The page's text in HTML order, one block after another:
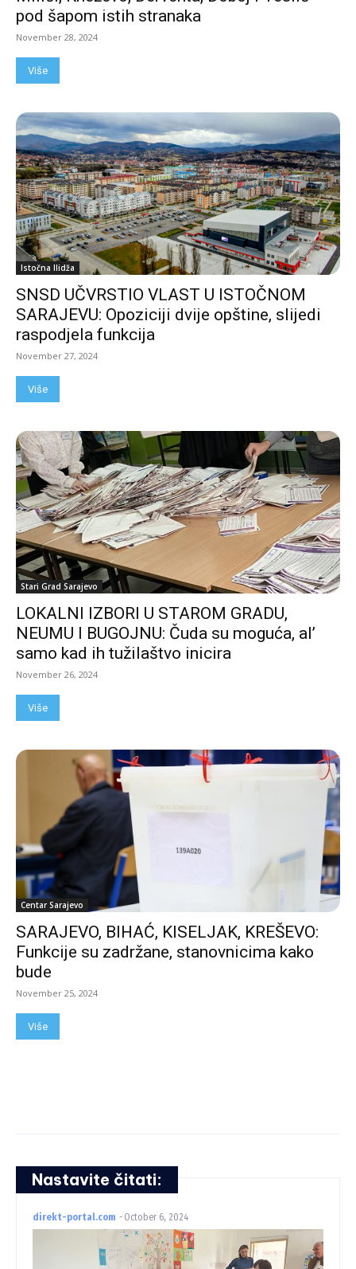
pod šapom istih stranaka
November 28, 2024
Više
Istočna Ilidža
SNSD UČVRSTIO VLAST U ISTOČNOM
SARAJEVU: Opoziciji dvije opštine, slijedi
raspodjela funkcija
November 27, 2024
Više
Stari Grad Sarajevo
LOKALNI IZBORI U STAROM GRADU,
NEUMU I BUGOJNU: Čuda su moguća, al’
samo kad ih tužilaštvo inicira
November 26, 2024
Više
Centar Sarajevo
SARAJEVO, BIHAĆ, KISELJAK, KREŠEVO:
Funkcije su zadržane, stanovnicima kako
bude
November 25, 2024
Više
Nastavite čitati:
direkt-portal.com - October 6, 2024